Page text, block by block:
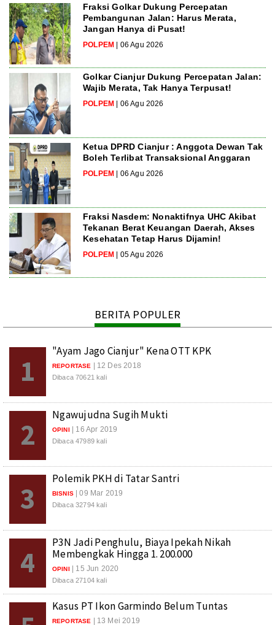
Fraksi Golkar Dukung Percepatan
Pembangunan Jalan: Harus Merata,
Jangan Hanya di Pusat!
POLPEM | 06 Agu 2026
Golkar Cianjur Dukung Percepatan Jalan:
Wajib Merata, Tak Hanya Terpusat!
POLPEM | 06 Agu 2026
Ketua DPRD Cianjur : Anggota Dewan Tak
Boleh Terlibat Transaksional Anggaran
POLPEM | 06 Agu 2026
Fraksi Nasdem: Nonaktifnya UHC Akibat
Tekanan Berat Keuangan Daerah, Akses
Kesehatan Tetap Harus Dijamin!
POLPEM | 05 Agu 2026
BERITA POPULER
1
"Ayam Jago Cianjur" Kena OTT KPK
REPORTASE | 12 Des 2018
Dibaca 70621 kali
2
Ngawujudna Sugih Mukti
OPINI | 16 Apr 2019
Dibaca 47989 kali
3
Polemik PKH di Tatar Santri
BISNIS | 09 Mar 2019
Dibaca 32794 kali
4
P3N Jadi Penghulu, Biaya Ipekah Nikah
Membengkak Hingga 1. 200.000
OPINI | 15 Jun 2020
Dibaca 27104 kali
Kasus PT Ikon Garmindo Belum Tuntas
REPORTASE | 13 Mei 2019